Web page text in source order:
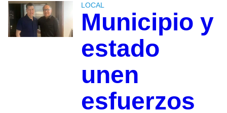
LOCAL
Municipio y
estado
unen
esfuerzos